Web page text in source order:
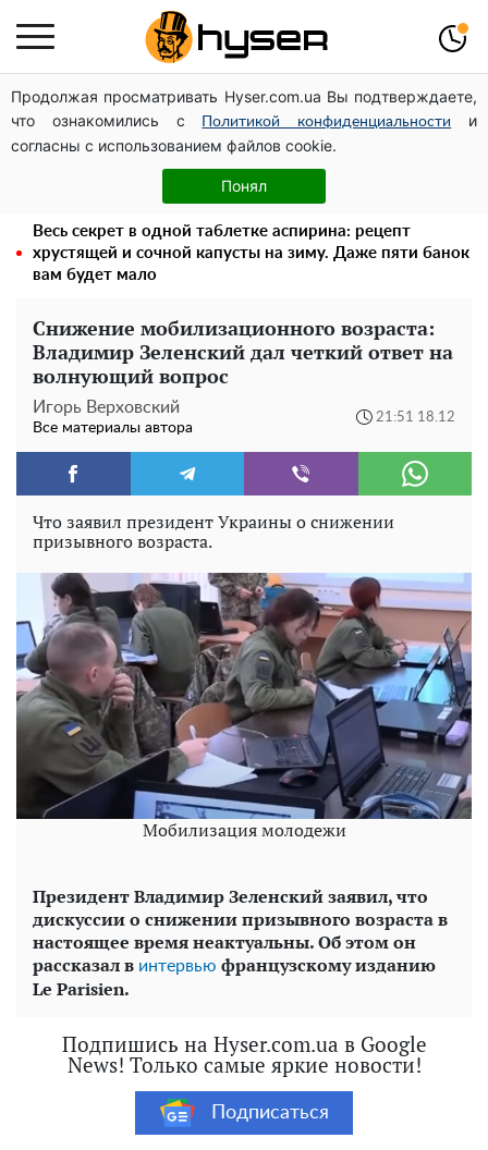
Продолжая просматривать Hyser.com.ua Вы подтверждаете,
что ознакомились с
Политикой конфиденциальности
и
согласны с использованием файлов cookie.
Понял
Дроны с наценкой: Александр Конотопский вывел
миллионы оборонного бюджета через фиктивную
фирму в Эстонии
Полностью голая Анна Тринчер блеснула
"прелестями": таких размеров вы еще не видели
Весь секрет в одной таблетке аспирина: рецепт
хрустящей и сочной капусты на зиму. Даже пяти банок
вам будет мало
Снижение мобилизационного возраста:
Владимир Зеленский дал четкий ответ на
волнующий вопрос
Игорь Верховский
Все материалы автора
21:51 18.12
Что заявил президент Украины о снижении
призывного возраста.
Мобилизация молодежи
Президент Владимир Зеленский заявил, что
дискуссии о снижении призывного возраста в
настоящее время неактуальны. Об этом он
рассказал в интервью французскому изданию
Le Parisien.
Подпишись на Hyser.com.ua в Google
News! Только самые яркие новости!
Подписаться